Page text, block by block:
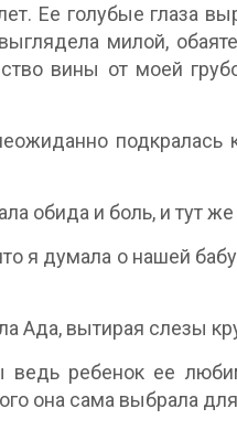
Ее голубые глаза
милой,
вины от моей
подкралась
обида и боль, и тут же
я думала о нашей
Ада, вытирая слезы
ребенок ее
она сама выбрала